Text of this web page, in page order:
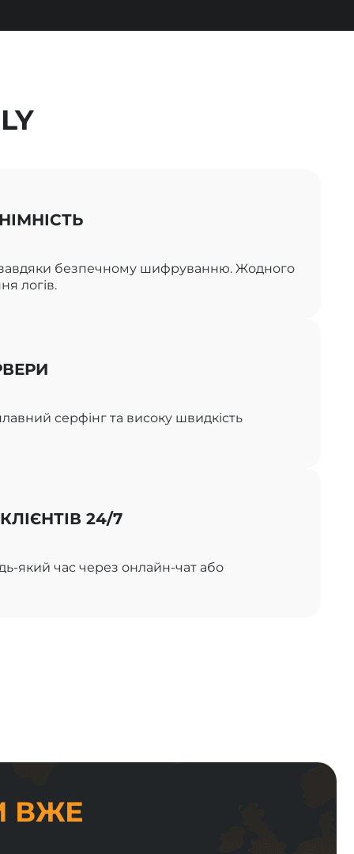
завдяки безпечному шифруванню. Жодного
логів.
серфінг та високу швидкість
24/7
який час через онлайн-чат або
ВЖЕ